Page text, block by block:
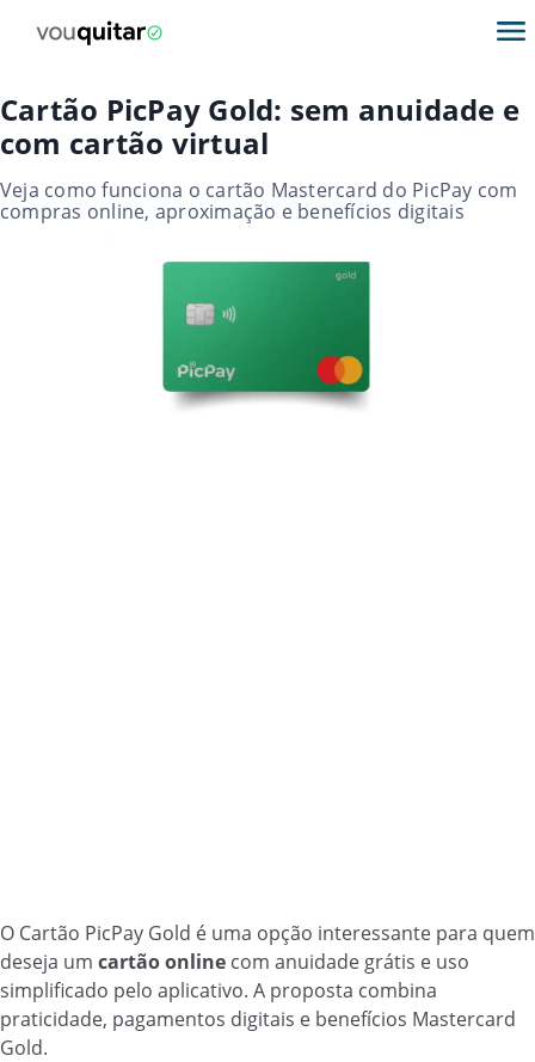
Cartão PicPay Gold: sem anuidade e
com cartão virtual
Veja como funciona o cartão Mastercard do PicPay com
compras online, aproximação e benefícios digitais
O Cartão PicPay Gold é uma opção interessante para quem
deseja um cartão online com anuidade grátis e uso
simplificado pelo aplicativo. A proposta combina
praticidade, pagamentos digitais e benefícios Mastercard
Gold.